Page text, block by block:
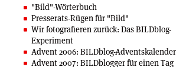
"Bild"-Wörterbuch
Presserats-Rügen für "Bild"
Wir fotografieren zurück: Das BILDblog-
Experiment
Advent 2006: BILDblog-Adventskalender
Advent 2007: BILDblogger für einen Tag